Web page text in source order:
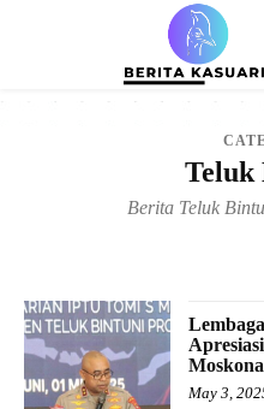
Teluk
Berita Teluk
May 3,